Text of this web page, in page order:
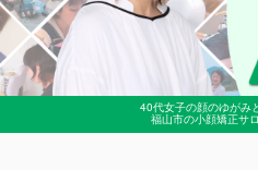
40代女子の顔のゆがみ
福山市の小顔矯正サ